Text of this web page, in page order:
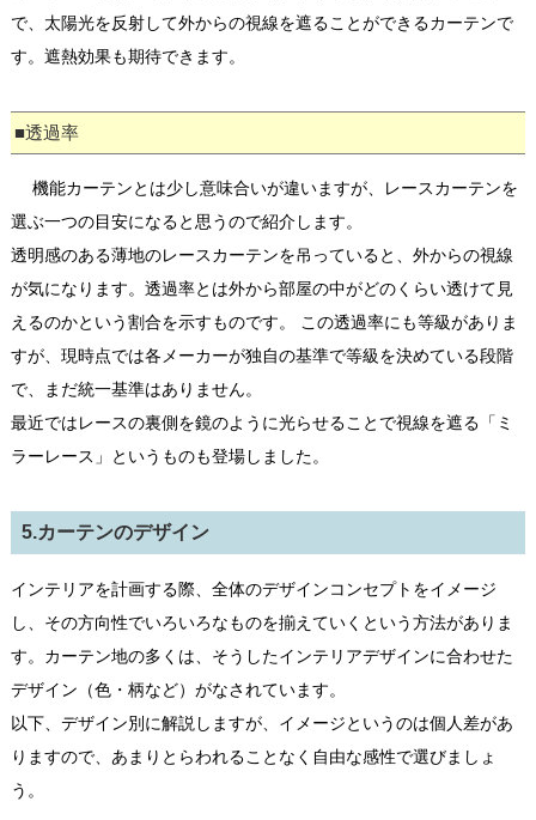
で、太陽光を反射して外からの視線を遮ることができるカーテンで
す。遮熱効果も期待できます。
■透過率
機能カーテンとは少し意味合いが違いますが、レースカーテンを
選ぶ一つの目安になると思うので紹介します。
透明感のある薄地のレースカーテンを吊っていると、外からの視線
が気になります。透過率とは外から部屋の中がどのくらい透けて見
えるのかという割合を示すものです。 この透過率にも等級がありま
すが、現時点では各メーカーが独自の基準で等級を決めている段階
で、まだ統一基準はありません。
最近ではレースの裏側を鏡のように光らせることで視線を遮る「ミ
ラーレース」というものも登場しました。
5.カーテンのデザイン
インテリアを計画する際、全体のデザインコンセプトをイメージ
し、その方向性でいろいろなものを揃えていくという方法がありま
す。カーテン地の多くは、そうしたインテリアデザインに合わせた
デザイン（色・柄など）がなされています。
以下、デザイン別に解説しますが、イメージというのは個人差があ
りますので、あまりとらわれることなく自由な感性で選びましょ
う。